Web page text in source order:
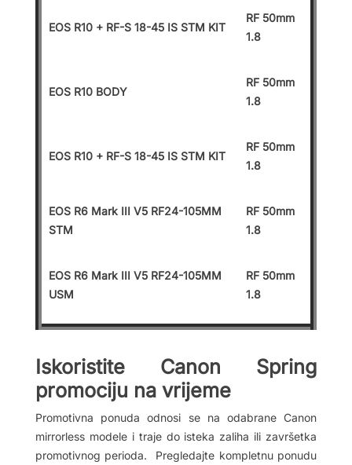
EOS R10 + RF-S 18-45 IS STM KIT
RF 50mm
1.8
EOS R10 BODY
RF 50mm
1.8
EOS R10 + RF-S 18-45 IS STM KIT
RF 50mm
1.8
EOS R6 Mark III V5 RF24-105MM
STM
RF 50mm
1.8
EOS R6 Mark III V5 RF24-105MM
USM
RF 50mm
1.8
Iskoristite Canon Spring
promociju na vrijeme
Promotivna ponuda odnosi se na odabrane Canon
mirrorless modele i traje do isteka zaliha ili završetka
promotivnog perioda. Pregledajte kompletnu ponudu